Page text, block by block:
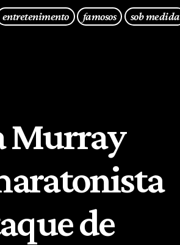
entretenimento famosos sob medida
Murray
de